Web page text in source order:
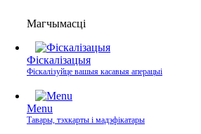
Магчымасці
Фіскалізацыя
Фіскалізуйце вашыя касавыя аперацыі
Menu
Тавары, тэхкарты і мадэфікатары